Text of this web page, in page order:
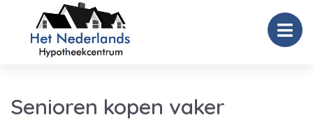
Senioren kopen vaker